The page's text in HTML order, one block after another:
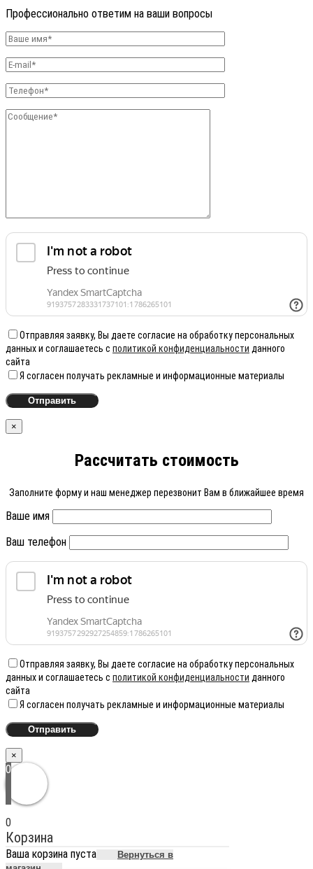
Профессионально ответим на ваши вопросы
Отправляя заявку, Вы даете согласие на обработку персональных
данных и соглашаетесь с политикой конфиденциальности данного
сайта
Я согласен получать рекламные и информационные материалы
×
Рассчитать стоимость
Заполните форму и наш менеджер перезвонит Вам в ближайшее время
Ваше имя
Ваш телефон
Отправляя заявку, Вы даете согласие на обработку персональных
данных и соглашаетесь с политикой конфиденциальности данного
сайта
Я согласен получать рекламные и информационные материалы
×
0
0
Корзина
Ваша корзина пуста
Вернуться в